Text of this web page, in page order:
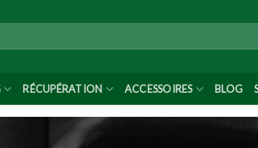
RÉCUPÉRATION ACCESSOIRES BLOG